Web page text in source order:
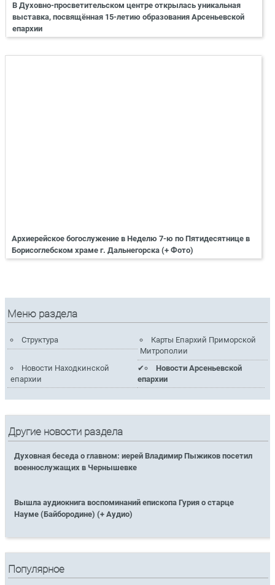
В Духовно-просветительском центре открылась уникальная
выставка, посвящённая 15-летию образования Арсеньевской
епархии
Архиерейское богослужение в Неделю 7-ю по Пятидесятнице в
Борисоглебском храме г. Дальнегорска (+ Фото)
Меню раздела
Структура
Карты Епархий Приморской
Митрополии
Новости Находкинской
епархии
Новости Арсеньевской
епархии
Другие новости раздела
Духовная беседа о главном: иерей Владимир Пыжиков посетил
военнослужащих в Чернышевке
Вышла аудиокнига воспоминаний епископа Гурия о старце
Науме (Байбородине) (+ Аудио)
Популярное